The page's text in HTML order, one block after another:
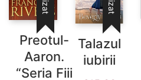
Preotul-
Aaron.
“Seria Fiii
Talazul
iubirii